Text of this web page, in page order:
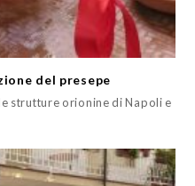
del presepe
strutture orionine di Napoli e